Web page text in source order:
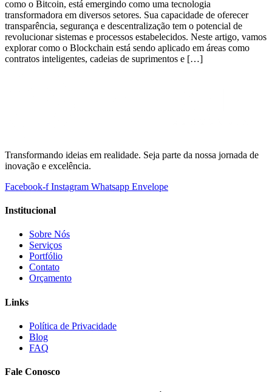
como o Bitcoin, está emergindo como uma tecnologia
transformadora em diversos setores. Sua capacidade de oferecer
transparência, segurança e descentralização tem o potencial de
revolucionar sistemas e processos estabelecidos. Neste artigo, vamos
explorar como o Blockchain está sendo aplicado em áreas como
contratos inteligentes, cadeias de suprimentos e […]
Transformando ideias em realidade. Seja parte da nossa jornada de
inovação e excelência.
Facebook-f Instagram Whatsapp Envelope
Institucional
Sobre Nós
Serviços
Portfólio
Contato
Orçamento
Links
Política de Privacidade
Blog
FAQ
Fale Conosco